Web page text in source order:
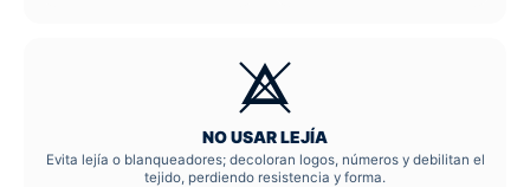
NO USAR LEJÍA
Evita lejía o blanqueadores; decoloran logos, números y debilitan el
tejido, perdiendo resistencia y forma.